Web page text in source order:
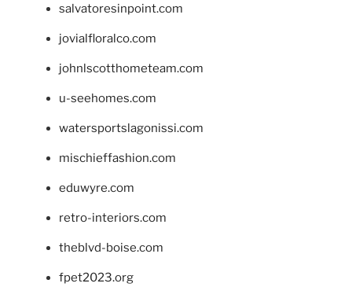
salvatoresinpoint.com
jovialfloralco.com
johnlscotthometeam.com
u-seehomes.com
watersportslagonissi.com
mischieffashion.com
eduwyre.com
retro-interiors.com
theblvd-boise.com
fpet2023.org